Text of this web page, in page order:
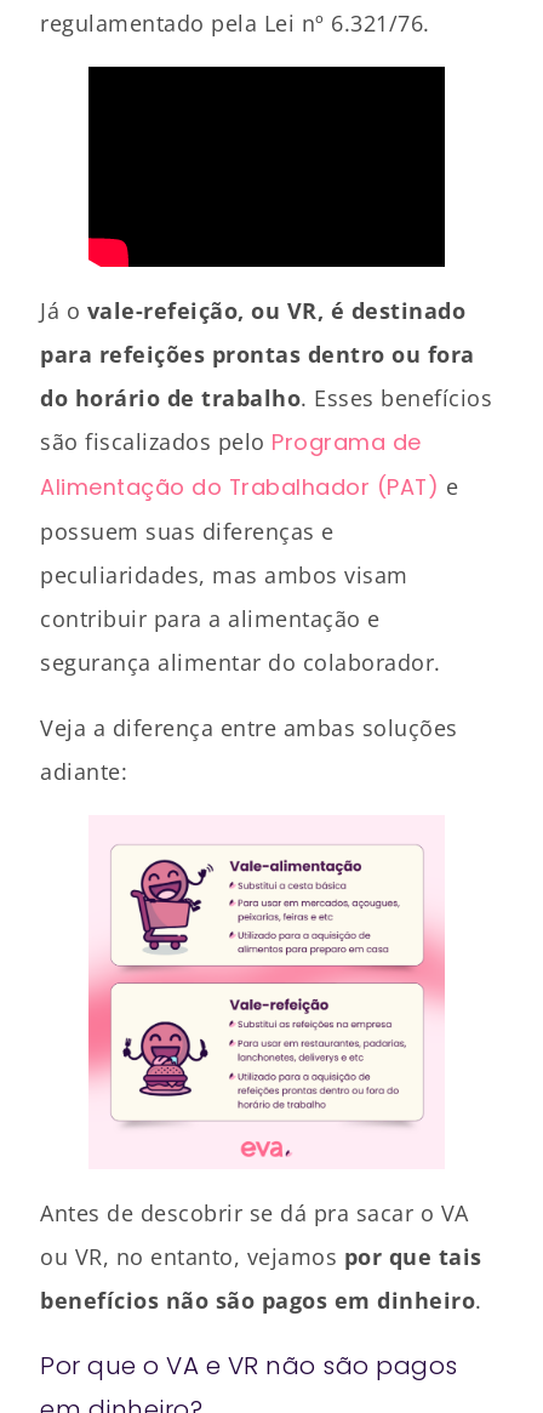
regulamentado pela Lei nº 6.321/76.
Já o vale-refeição, ou VR, é destinado
para refeições prontas dentro ou fora
do horário de trabalho. Esses benefícios
são fiscalizados pelo Programa de
Alimentação do Trabalhador (PAT) e
possuem suas diferenças e
peculiaridades, mas ambos visam
contribuir para a alimentação e
segurança alimentar do colaborador.
Veja a diferença entre ambas soluções
adiante:
Antes de descobrir se dá pra sacar o VA
ou VR, no entanto, vejamos por que tais
benefícios não são pagos em dinheiro.
Por que o VA e VR não são pagos